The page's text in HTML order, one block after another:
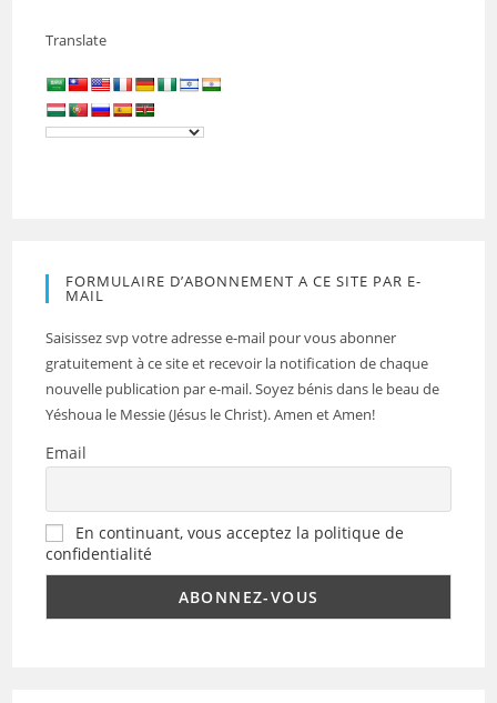
Translate
FORMULAIRE D’ABONNEMENT A CE SITE PAR E-
MAIL
Saisissez svp votre adresse e-mail pour vous abonner
gratuitement à ce site et recevoir la notification de chaque
nouvelle publication par e-mail. Soyez bénis dans le beau de
Yéshoua le Messie (Jésus le Christ). Amen et Amen!
Email
En continuant, vous acceptez la politique de
confidentialité